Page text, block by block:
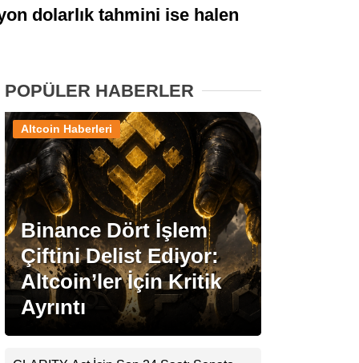
Facebook
Instagram
Youtube
TikTok
Pinterest
dolarlık tahmini ise halen
POPÜLER HABERLER
Binance Dört İşlem
Çiftini Delist Ediyor:
Altcoin’ler İçin Kritik
Ayrıntı
Altcoin Haberleri